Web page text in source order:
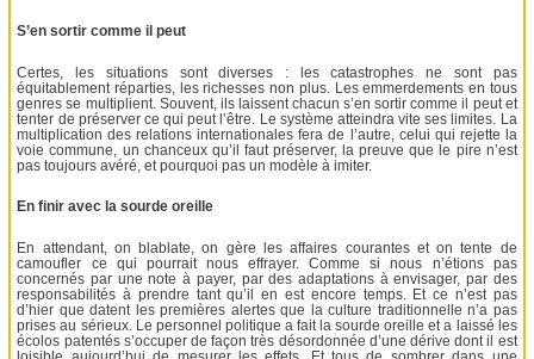
S’en sortir comme il peut
Certes, les situations sont diverses : les catastrophes ne sont pas
équitablement réparties, les richesses non plus. Les emmerdements en tous
genres se multiplient. Souvent, ils laissent chacun s’en sortir comme il peut et
tenter de préserver ce qui peut l’être. Le système atteindra vite ses limites. La
multiplication des relations internationales fera de l’autre, celui qui rejette la
voie commune, un chanceux qu’il faut préserver, la preuve que le pire n’est
pas toujours avéré, et pourquoi pas un modèle à imiter.
En finir avec la sourde oreille
En attendant, on blablate, on gère les affaires courantes et on tente de
camoufler ce qui pourrait nous effrayer. Comme si nous n’étions pas
concernés par une note à payer, par des adaptations à envisager, par des
responsabilités à prendre tant qu’il en est encore temps. Et ce n’est pas
d’hier que datent les premières alertes que la culture traditionnelle n’a pas
prises au sérieux. Le personnel politique a fait la sourde oreille et a laissé les
écolos patentés s’occuper de façon très désordonnée d’une dérive dont il est